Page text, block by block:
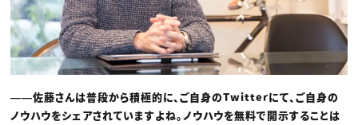
――佐藤さんは普段から積極的に、ご自身のTwitterにて、ご自身の
ノウハウをシェアされていますよね。ノウハウを無料で開示することは